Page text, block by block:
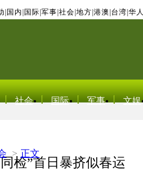
国内 国际 军事 社会 地方 港澳 台湾 华人
社会 国际 军事 文娱
> 正文
检”首日暴挤似春运